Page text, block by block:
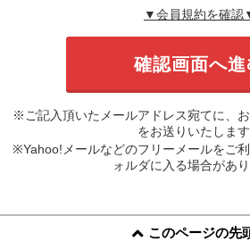
▼会員規約を確認
※ご記入頂いたメールアドレス宛てに、
をお送りいたします
※Yahoo!メールなどのフリーメールをご
ォルダに入る場合があり
このページの先